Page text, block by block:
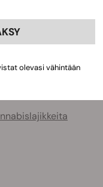
olevasi vähintään